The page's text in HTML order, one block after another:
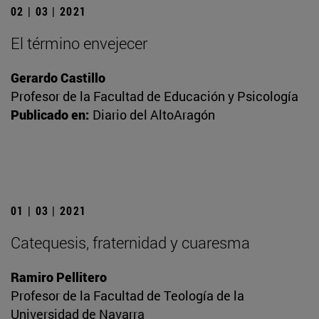
02 | 03 | 2021
El término envejecer
Gerardo Castillo
Profesor de la Facultad de Educación y Psicología
Publicado en: Diario del AltoAragón
01 | 03 | 2021
Catequesis, fraternidad y cuaresma
Ramiro Pellitero
Profesor de la Facultad de Teología de la
Universidad de Navarra